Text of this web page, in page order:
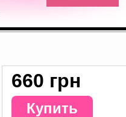
660 грн
Купить